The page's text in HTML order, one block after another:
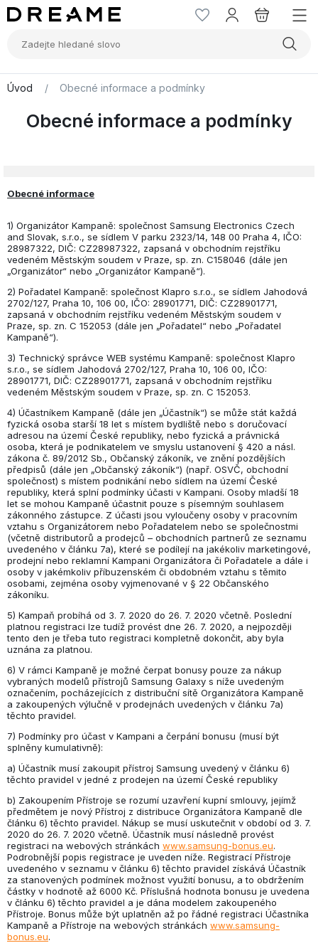
Úvod / Obecné informace a podmínky
Obecné informace a podmínky
Obecné informace
1) Organizátor Kampaně: společnost Samsung Electronics Czech
and Slovak, s.r.o., se sídlem V parku 2323/14, 148 00 Praha 4, IČO:
28987322, DIČ: CZ28987322, zapsaná v obchodním rejstříku
vedeném Městským soudem v Praze, sp. zn. C158046 (dále jen
„Organizátor“ nebo „Organizátor Kampaně“).
2) Pořadatel Kampaně: společnost Klapro s.r.o., se sídlem Jahodová
2702/127, Praha 10, 106 00, IČO: 28901771, DIČ: CZ28901771,
zapsaná v obchodním rejstříku vedeném Městským soudem v
Praze, sp. zn. C 152053 (dále jen „Pořadatel“ nebo „Pořadatel
Kampaně“).
3) Technický správce WEB systému Kampaně: společnost Klapro
s.r.o., se sídlem Jahodová 2702/127, Praha 10, 106 00, IČO:
28901771, DIČ: CZ28901771, zapsaná v obchodním rejstříku
vedeném Městským soudem v Praze, sp. zn. C 152053.
4) Účastníkem Kampaně (dále jen „Účastník“) se může stát každá
fyzická osoba starší 18 let s místem bydliště nebo s doručovací
adresou na území České republiky, nebo fyzická a právnická
osoba, která je podnikatelem ve smyslu ustanovení § 420 a násl.
zákona č. 89/2012 Sb., Občanský zákoník, ve znění pozdějších
předpisů (dále jen „Občanský zákoník“) (např. OSVČ, obchodní
společnost) s místem podnikání nebo sídlem na území České
republiky, která splní podmínky účasti v Kampani. Osoby mladší 18
let se mohou Kampaně účastnit pouze s písemným souhlasem
zákonného zástupce. Z účasti jsou vyloučeny osoby v pracovním
vztahu s Organizátorem nebo Pořadatelem nebo se společnostmi
(včetně distributorů a prodejců – obchodních partnerů ze seznamu
uvedeného v článku 7a), které se podílejí na jakékoliv marketingové,
prodejní nebo reklamní Kampani Organizátora či Pořadatele a dále i
osoby v jakémkoliv příbuzenském či obdobném vztahu s těmito
osobami, zejména osoby vyjmenované v § 22 Občanského
zákoníku.
5) Kampaň probíhá od 3. 7. 2020 do 26. 7. 2020 včetně. Poslední
platnou registraci lze tudíž provést dne 26. 7. 2020, a nejpozději
tento den je třeba tuto registraci kompletně dokončit, aby byla
uznána za platnou.
6) V rámci Kampaně je možné čerpat bonusy pouze za nákup
vybraných modelů přístrojů Samsung Galaxy s níže uvedeným
označením, pocházejících z distribuční sítě Organizátora Kampaně
a zakoupených výlučně v prodejnách uvedených v článku 7a)
těchto pravidel.
7) Podmínky pro účast v Kampani a čerpání bonusu (musí být
splněny kumulativně):
a) Účastník musí zakoupit přístroj Samsung uvedený v článku 6)
těchto pravidel v jedné z prodejen na území České republiky
b) Zakoupením Přístroje se rozumí uzavření kupní smlouvy, jejímž
předmětem je nový Přístroj z distribuce Organizátora Kampaně dle
článku 6) těchto pravidel. Nákup se musí uskutečnit v období od 3. 7.
2020 do 26. 7. 2020 včetně. Účastník musí následně provést
registraci na webových stránkách www.samsung-bonus.eu.
Podrobnější popis registrace je uveden níže. Registrací Přístroje
uvedeného v seznamu v článku 6) těchto pravidel získává Účastník
za stanovených podmínek možnost využití bonusu, a to obdržením
částky v hodnotě až 6000 Kč. Příslušná hodnota bonusu je uvedena
v článku 6) těchto pravidel a je dána modelem zakoupeného
Přístroje. Bonus může být uplatněn až po řádné registraci Účastníka
Kampaně a Přístroje na webových stránkách www.samsung-
bonus.eu.